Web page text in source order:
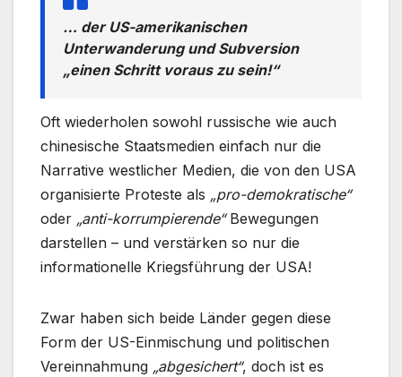
… der US-amerikanischen
Unterwanderung und Subversion
„einen Schritt voraus zu sein!“
Oft wiederholen sowohl russische wie auch
chinesische Staatsmedien einfach nur die
Narrative westlicher Medien, die von den USA
organisierte Proteste als „pro-demokratische“
oder „anti-korrumpierende“Bewegungen
darstellen – und verstärken so nur die
informationelle Kriegsführung der USA!
Zwar haben sich beide Länder gegen diese
Form der US-Einmischung und politischen
Vereinnahmung „abgesichert“, doch ist es